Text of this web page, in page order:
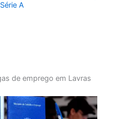
A
de emprego em Lavras